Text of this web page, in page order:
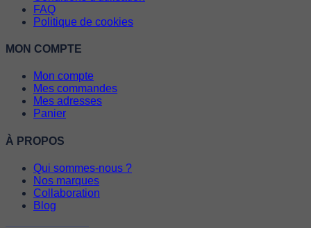
FAQ
Politique de cookies
MON COMPTE
Mon compte
Mes commandes
Mes adresses
Panier
À PROPOS
Qui sommes-nous ?
Nos marques
Collaboration
Blog